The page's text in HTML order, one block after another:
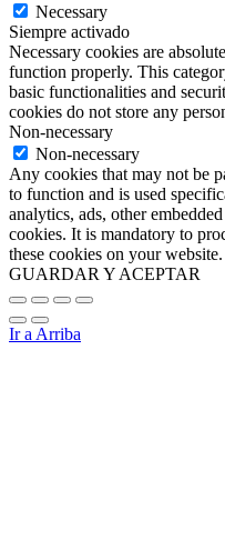
Necessary
Siempre activado
Necessary cookies are
function properly. This
basic functionalities and
cookies do not store any
Non-necessary
Non-necessary
Any cookies that may not be
to function and is used
analytics, ads, other
cookies. It is mandatory to
these cookies on your website.
GUARDAR Y ACEPTAR
Ir a Arriba